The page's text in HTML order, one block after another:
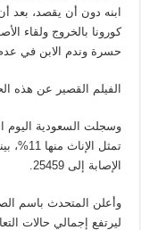
ابنه دون أن يقصد، بعد
كورونا بالخروج ولقاء
حسرة وندم الابن في عدم
الفيلم القصير عن هذه
الإصابة إلى 25459.
ليرتفع إجمالي حالات